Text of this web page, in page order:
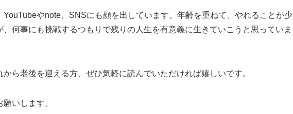
YouTubeやnote、SNSにも顔を出しています。年齢を重ねて、やれることが少
、何事にも挑戦するつもりで残りの人生を有意義に生きていこうと思っていま
から老後を迎える方、ぜひ気軽に読んでいただければ嬉しいです。
いします。